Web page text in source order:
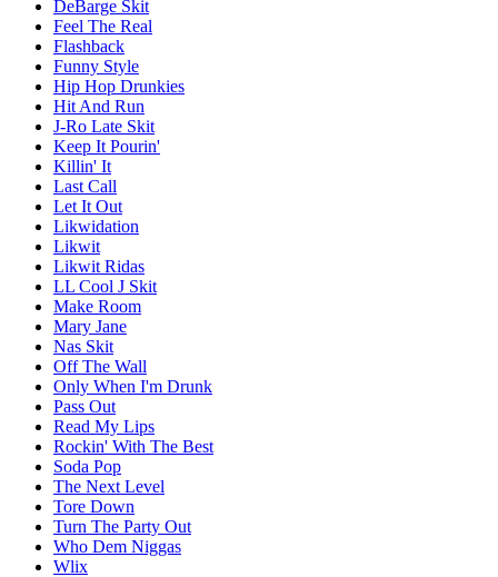
DeBarge Skit
Feel The Real
Flashback
Funny Style
Hip Hop Drunkies
Hit And Run
J-Ro Late Skit
Keep It Pourin'
Killin' It
Last Call
Let It Out
Likwidation
Likwit
Likwit Ridas
LL Cool J Skit
Make Room
Mary Jane
Nas Skit
Off The Wall
Only When I'm Drunk
Pass Out
Read My Lips
Rockin' With The Best
Soda Pop
The Next Level
Tore Down
Turn The Party Out
Who Dem Niggas
Wlix